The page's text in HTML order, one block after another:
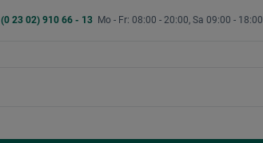
(0 23 02) 910 66 - 13 Mo - Fr: 08:00 - 20:00, Sa 09:00 - 18:00